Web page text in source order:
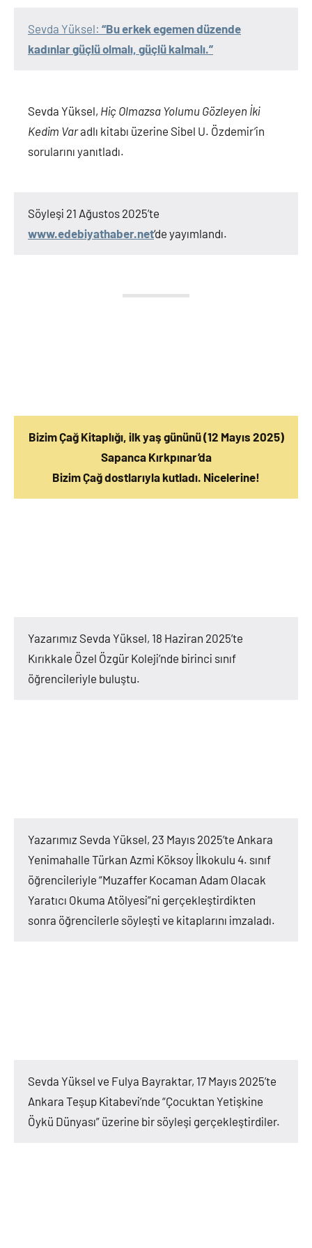
Sevda Yüksel: “Bu erkek egemen düzende
kadınlar güçlü olmalı, güçlü kalmalı.”
Sevda Yüksel, Hiç Olmazsa Yolumu Gözleyen İki
Kedim Varadlı kitabı üzerine Sibel U. Özdemir’in
sorularını yanıtladı.
Söyleşi 21 Ağustos 2025’te
www.edebiyathaber.net‘de yayımlandı.
Bizim Çağ Kitaplığı, ilk yaş gününü (12 Mayıs 2025)
Sapanca Kırkpınar’da
Bizim Çağ dostlarıyla kutladı. Nicelerine!
Yazarımız Sevda Yüksel, 18 Haziran 2025’te
Kırıkkale Özel Özgür Koleji’nde birinci sınıf
öğrencileriyle buluştu.
Yazarımız Sevda Yüksel, 23 Mayıs 2025’te Ankara
Yenimahalle Türkan Azmi Köksoy İlkokulu 4. sınıf
öğrencileriyle “Muzaffer Kocaman Adam Olacak
Yaratıcı Okuma Atölyesi”ni gerçekleştirdikten
sonra öğrencilerle söyleşti ve kitaplarını imzaladı.
Sevda Yüksel ve Fulya Bayraktar, 17 Mayıs 2025’te
Ankara Teşup Kitabevi’nde “Çocuktan Yetişkine
Öykü Dünyası” üzerine bir söyleşi gerçekleştirdiler.